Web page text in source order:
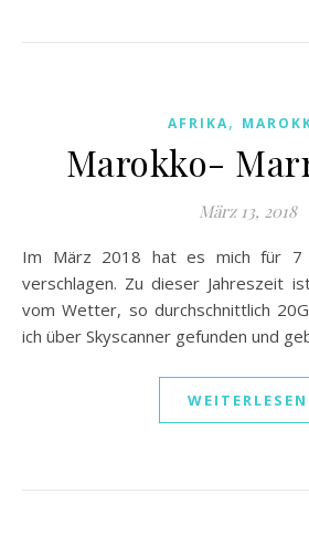
AFRIKA,
Marokko-
März 13, 2018
Im März 2018 hat es mich für 7 Tage nach Marokko
verschlagen. Zu dieser Jahreszeit
vom Wetter, so durchschnittlich
ich über Skyscanner gefunden und
WEITERLESEN